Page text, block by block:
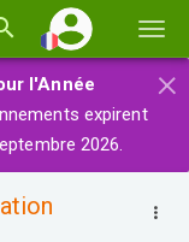
la×
l'Année
expirent
2026.